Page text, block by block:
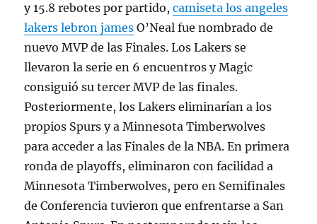
y 15.8 rebotes por partido,camiseta los angeles
lakers lebron james O’Neal fue nombrado de
nuevo MVP de las Finales. Los Lakers se
llevaron la serie en 6 encuentros y Magic
consiguió su tercer MVP de las finales.
Posteriormente, los Lakers eliminarían a los
propios Spurs y a Minnesota Timberwolves
para acceder a las Finales de la NBA. En primera
ronda de playoffs, eliminaron con facilidad a
Minnesota Timberwolves, pero en Semifinales
de Conferencia tuvieron que enfrentarse a San